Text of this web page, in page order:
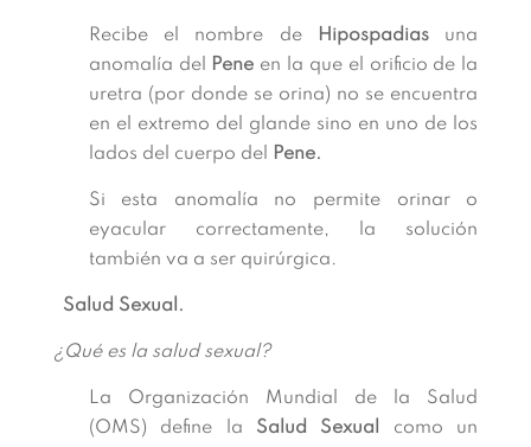
Recibe el nombre deHipospadiasuna
anomalía del
Pene en la que el orificio de la
uretra (por donde se orina) no se encuentra
en el extremo del glande sino en uno de los
lados del cuerpo del
Pene.
Si esta anomalía no permite orinar o
eyacular correctamente, la solución
también va a ser quirúrgica.
Salud Sexual.
¿Qué es la salud sexual?
La Organización Mundial de la Salud
(OMS) define la Salud Sexual
como un